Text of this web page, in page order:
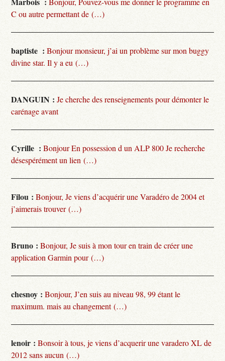
C ou autre permettant de (…)
baptiste : Bonjour monsieur, j’ai un problème sur mon buggy
divine star. Il y a eu (…)
DANGUIN : Je cherche des renseignements pour démonter le
carénage avant
Cyrille : Bonjour En possession d un ALP 800 Je recherche
désespérément un lien (…)
Filou : Bonjour, Je viens d’acquérir une Varadéro de 2004 et
j’aimerais trouver (…)
Bruno : Bonjour, Je suis à mon tour en train de créer une
application Garmin pour (…)
chesnoy : Bonjour, J’en suis au niveau 98, 99 étant le
maximum. mais au changement (…)
lenoir : Bonsoir à tous, je viens d’acquerir une varadero XL de
2012 sans aucun (…)